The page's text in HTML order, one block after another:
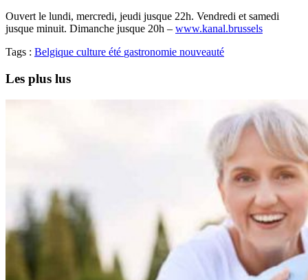
Ouvert le lundi, mercredi, jeudi jusque 22h. Vendredi et samedi
jusque minuit. Dimanche jusque 20h – www.kanal.brussels
Tags : Belgique culture été gastronomie nouveauté
Les plus lus